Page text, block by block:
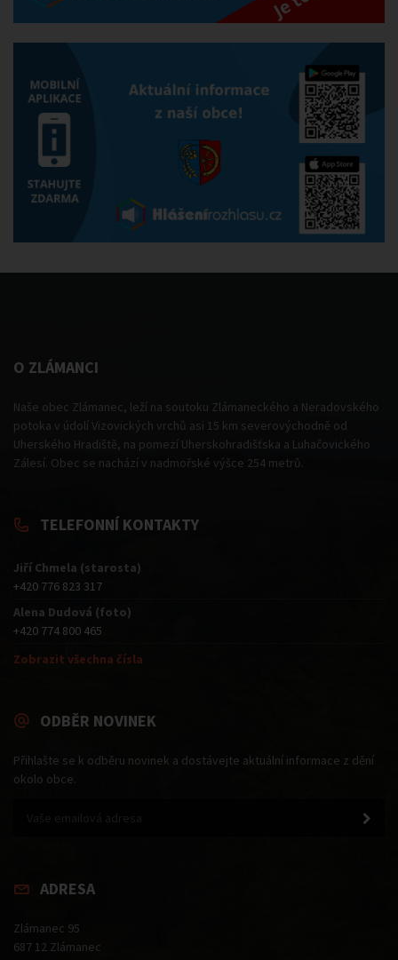
O ZLÁMANCI
Naše obec Zlámanec, leží na soutoku Zlámaneckého a Neradovského
potoka v údolí Vizovických vrchů asi 15 km severovýchodně od
Uherského Hradiště, na pomezí Uherskohradišťska a Luhačovického
Zálesí. Obec se nachází v nadmořské výšce 254 metrů.
TELEFONNÍ KONTAKTY
Jiří Chmela (starosta)
+420 776 823 317
Alena Dudová (foto)
+420 774 800 465
Zobrazit všechna čísla
ODBĚR NOVINEK
Přihlašte se k odběru novinek a dostávejte aktuální informace z dění
okolo obce.
ADRESA
Zlámanec 95
687 12 Zlámanec